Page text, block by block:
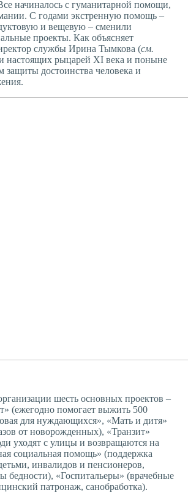
начиналось с гуманитарной помощи,
С годами экстренную помощь –
и вещевую – сменили
проекты. Как объясняет
службы Ирина Тымкова (см.
настоящих рыцарей XI века и поныне
достоинства человека и
шесть основных проектов –
(ежегодно помогает выжить 500
для нуждающихся», «Мать и дитя»
от новорожденных), «Транзит»
уходят с улицы и возвращаются на
социальная помощь» (поддержка
инвалидов и пенсионеров,
бедности), «Госпитальеры» (врачебные
патронаж, санобработка).